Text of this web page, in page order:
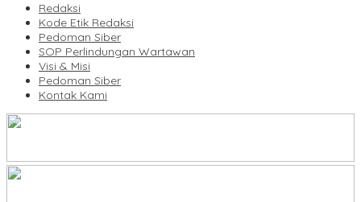
Redaksi
Kode Etik Redaksi
Pedoman Siber
SOP Perlindungan Wartawan
Visi & Misi
Pedoman Siber
Kontak Kami